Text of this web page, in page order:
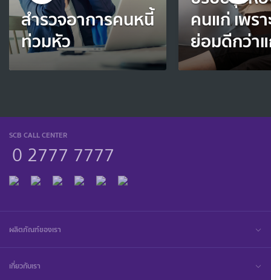
สำรวจอาการคนหนี้
ท่วมหัว
คนแก่ เพร
ย่อมดีกว่า
SCB CALL CENTER
0 2777 7777
ผลิตภัณฑ์ของเรา
เกี่ยวกับเรา